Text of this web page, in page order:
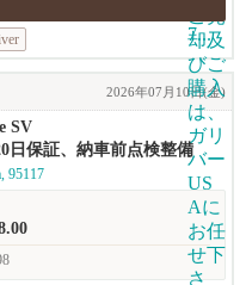
2026年07月10日(金)
SV
日保証、納車前点検整備
95117